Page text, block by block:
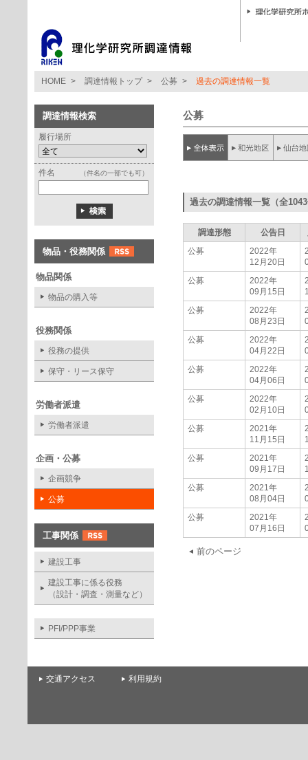
HOME > 調達情報トップ > 公募 > 過去の調達情報一覧
調達情報検索
履行場所
件名 （件名の一部でも可）
物品・役務関係
物品関係
物品の購入等
役務関係
役務の提供
保守・リース保守
労働者派遣
労働者派遣
企画・公募
企画競争
公募
工事関係
建設工事
建設工事に係る役務
（設計・調査・測量など）
PFI/PPP事業
公募
過去の調達情報一覧（全
調達形態 公告日
公募
2022年
12月20日
公募
2022年
09月15日
公募
2022年
08月23日
公募
2022年
04月22日
公募
2022年
04月06日
公募
2022年
02月10日
公募
2021年
11月15日
公募
2021年
09月17日
公募
2021年
08月04日
公募
2021年
07月16日
前のページ
交通アクセス 利用規約